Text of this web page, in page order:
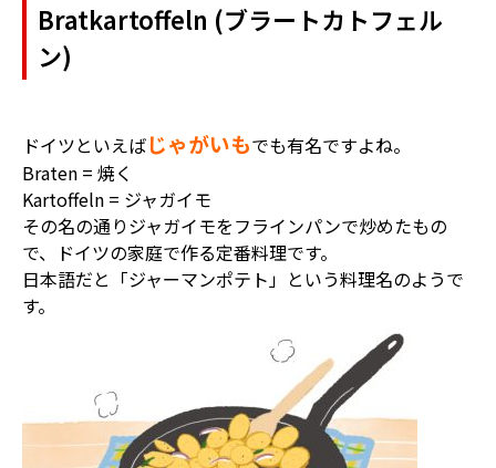
Bratkartoffeln (ブラートカトフェル
ン)
ドイツといえばじゃがいもでも有名ですよね。
Braten = 焼く
Kartoffeln = ジャガイモ
その名の通りジャガイモをフラインパンで炒めたもの
で、ドイツの家庭で作る定番料理です。
日本語だと「ジャーマンポテト」という料理名のようで
す。